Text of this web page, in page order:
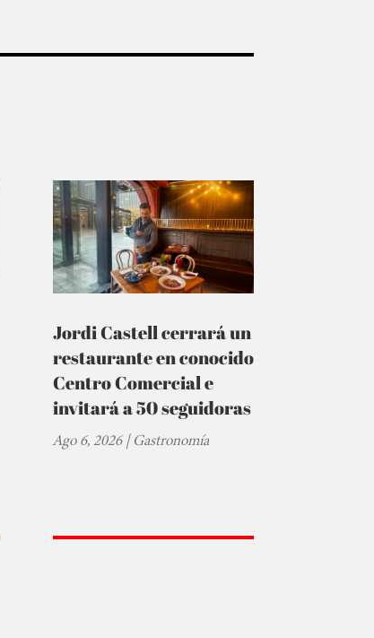
Jordi Castell cerrará un
restaurante en conocido
Centro Comercial e
invitará a 50 seguidoras
Ago 6, 2026|Gastronomía